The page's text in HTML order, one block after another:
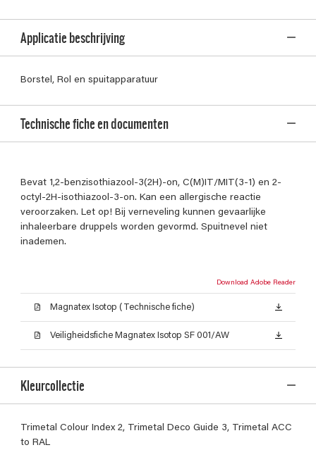
Applicatie beschrijving
Borstel, Rol en spuitapparatuur
Technische fiche en documenten
Bevat 1,2-benzisothiazool-3(2H)-on, C(M)IT/MIT(3-1) en 2-
octyl-2H-isothiazool-3-on. Kan een allergische reactie
veroorzaken. Let op! Bij verneveling kunnen gevaarlijke
inhaleerbare druppels worden gevormd. Spuitnevel niet
inademen.
Download Adobe Reader
Magnatex Isotop (Technische fiche)
Veiligheidsfiche Magnatex Isotop SF 001/AW
Kleurcollectie
Trimetal Colour Index 2, Trimetal Deco Guide 3, Trimetal ACC
to RAL